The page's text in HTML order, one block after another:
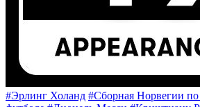
#Эрлинг Холанд #Сборная Норвегии